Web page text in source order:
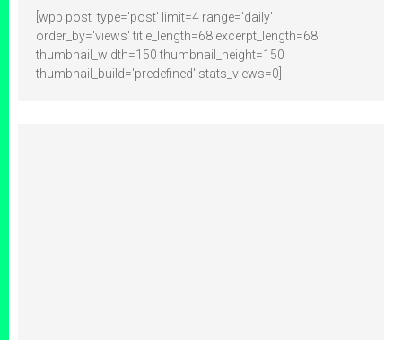
[wpp post_type='post' limit=4 range='daily'
order_by='views' title_length=68 excerpt_length=68
thumbnail_width=150 thumbnail_height=150
thumbnail_build='predefined' stats_views=0]